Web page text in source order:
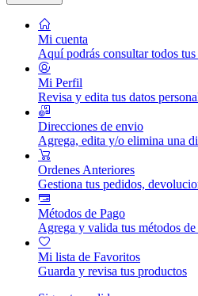
Mi cuenta
Aquí podrás consultar todos
Mi Perfil
Revisa y edita tus datos
Direcciones de envio
Agrega, edita y/o elimina una
Ordenes Anteriores
Gestiona tus pedidos,
Métodos de Pago
Agrega y valida tus métodos de
Mi lista de Favoritos
Guarda y revisa tus productos